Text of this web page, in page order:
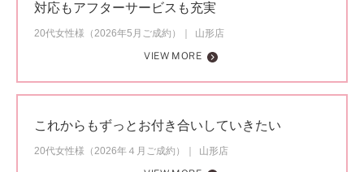
対応もアフターサービスも充実
20代女性様（2026年5月ご成約）
山形店
VIEW MORE
これからもずっとお付き合いしていきたい
20代女性様（2026年４月ご成約）
山形店